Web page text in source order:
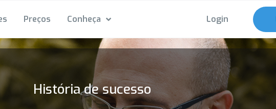
Preços Conheça Login
História de sucesso